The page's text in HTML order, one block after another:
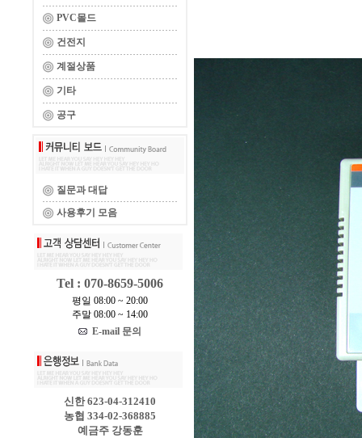
PVC몰드
건전지
계절상품
기타
공구
질문과 대답
사용후기 모음
Tel : 070-8659-5006
평일 08:00 ~ 20:00
주말 08:00 ~ 14:00
E-mail 문의
신한 623-04-312410
농협 334-02-368885
예금주 강동훈